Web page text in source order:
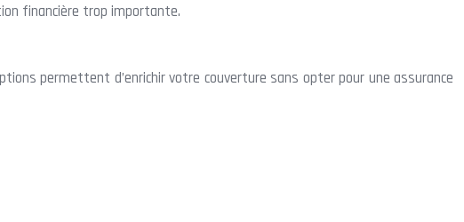
financière trop importante.
permettent d’enrichir votre couverture sans opter pour une assurance